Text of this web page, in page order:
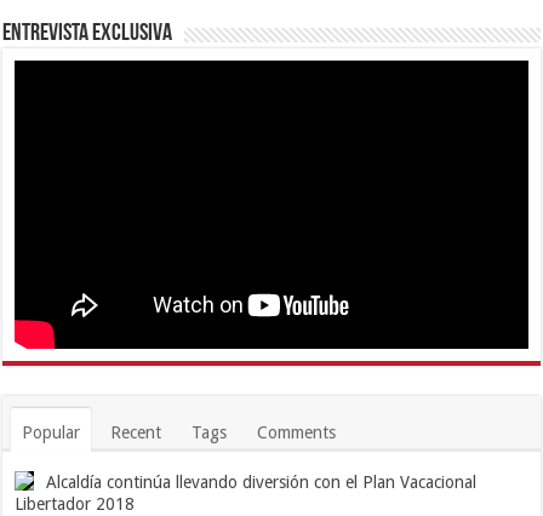
Entrevista Exclusiva
Popular Recent Tags Comments
Alcaldía continúa llevando diversión con el Plan Vacacional
Libertador 2018